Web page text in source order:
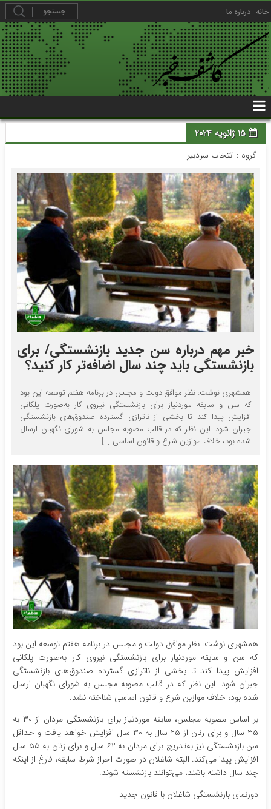
خانه درباره ما
15 ژانویه 2024
گروه : انتخاب سردبیر
خبر مهم درباره سن جدید بازنشستگی/ برای
بازنشستگی باید چند سال اضافه‌تر کار کنید؟
همشهری نوشت: نظر موافق دولت و مجلس در برنامه هفتم توسعه این بود
که سن و سابقه موردنیاز برای بازنشستگی نیروی کار به‌صورت پلکانی
افزایش پیدا کند تا بخشی از ناترازی گسترده صندوق‌های بازنشستگی
جبران شود. این نظر که در قالب مصوبه مجلس به شورای نگهبان ارسال
شده بود، خلاف موازین شرع و قانون اساسی […]
همشهری نوشت: نظر موافق دولت و مجلس در برنامه هفتم توسعه این بود
که سن و سابقه موردنیاز برای بازنشستگی نیروی کار به‌صورت پلکانی
افزایش پیدا کند تا بخشی از ناترازی گسترده صندوق‌های بازنشستگی
جبران شود. این نظر که در قالب مصوبه مجلس به شورای نگهبان ارسال
شده بود، خلاف موازین شرع و قانون اساسی شناخته نشد.
بر اساس مصوبه مجلس، سابقه موردنیاز برای بازنشستگی مردان از ۳۰ به
۳۵ سال و برای زنان از ۲۵ سال به ۳۰ سال افزایش خواهد یافت و حداقل
سن بازنشستگی نیز به‌تدریج برای مردان به ۶۲ سال و برای زنان به ۵۵ سال
افزایش پیدا می‌کند. البته شاغلان در صورت احراز شرط سابقه، فارغ از اینکه
چند سال داشته باشند، می‌توانند بازنشسته شوند.
دورنمای بازنشستگی شاغلان با قانون جدید